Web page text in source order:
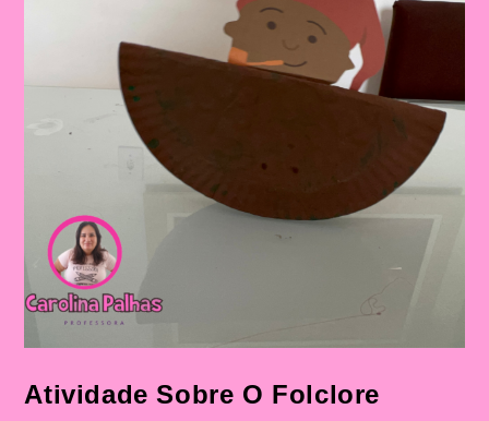
Atividade Sobre O Folclore